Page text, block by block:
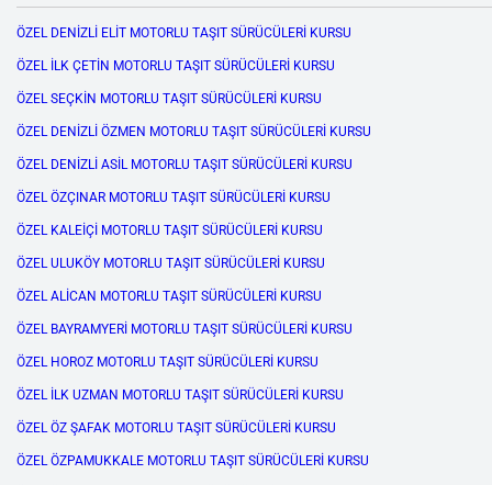
ÖZEL DENİZLİ ELİT MOTORLU TAŞIT SÜRÜCÜLERİ KURSU
ÖZEL İLK ÇETİN MOTORLU TAŞIT SÜRÜCÜLERİ KURSU
ÖZEL SEÇKİN MOTORLU TAŞIT SÜRÜCÜLERİ KURSU
ÖZEL DENİZLİ ÖZMEN MOTORLU TAŞIT SÜRÜCÜLERİ KURSU
ÖZEL DENİZLİ ASİL MOTORLU TAŞIT SÜRÜCÜLERİ KURSU
ÖZEL ÖZÇINAR MOTORLU TAŞIT SÜRÜCÜLERİ KURSU
ÖZEL KALEİÇİ MOTORLU TAŞIT SÜRÜCÜLERİ KURSU
ÖZEL ULUKÖY MOTORLU TAŞIT SÜRÜCÜLERİ KURSU
ÖZEL ALİCAN MOTORLU TAŞIT SÜRÜCÜLERİ KURSU
ÖZEL BAYRAMYERİ MOTORLU TAŞIT SÜRÜCÜLERİ KURSU
ÖZEL HOROZ MOTORLU TAŞIT SÜRÜCÜLERİ KURSU
ÖZEL İLK UZMAN MOTORLU TAŞIT SÜRÜCÜLERİ KURSU
ÖZEL ÖZ ŞAFAK MOTORLU TAŞIT SÜRÜCÜLERİ KURSU
ÖZEL ÖZPAMUKKALE MOTORLU TAŞIT SÜRÜCÜLERİ KURSU